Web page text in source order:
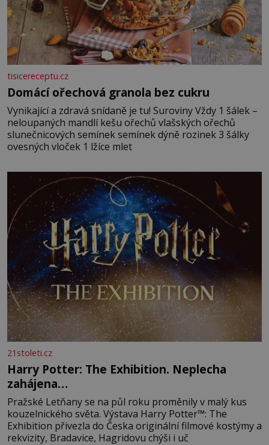
tisicereceptu.cz
Domácí ořechová granola bez cukru
Vynikající a zdravá snídaně je tu! Suroviny Vždy 1 šálek –
neloupaných mandlí kešu ořechů vlašských ořechů
slunečnicových semínek semínek dýně rozinek 3 šálky
ovesných vloček 1 lžíce mlet
21stoleti.cz
Harry Potter: The Exhibition. Neplecha
zahájena…
Pražské Letňany se na půl roku proměnily v malý kus
kouzelnického světa. Výstava Harry Potter™: The
Exhibition přivezla do Česka originální filmové kostýmy a
rekvizity, Bradavice, Hagridovu chýši i uč